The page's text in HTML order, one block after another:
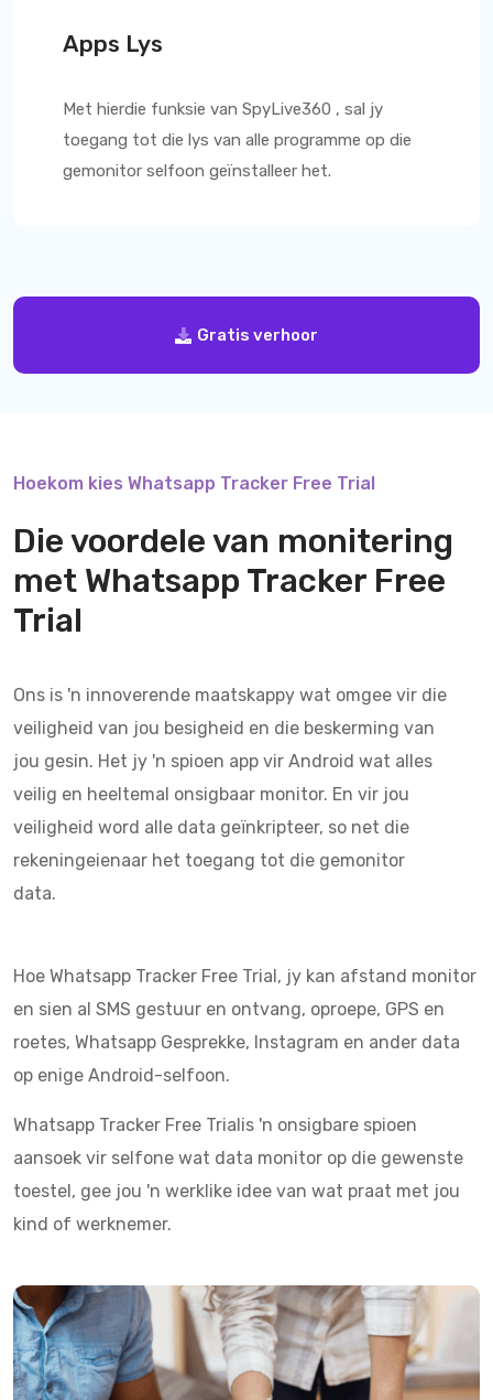
Apps Lys
Met hierdie funksie van SpyLive360 , sal jy
toegang tot die lys van alle programme op die
gemonitor selfoon geïnstalleer het.
Gratis verhoor
Hoekom kies Whatsapp Tracker Free Trial
Die voordele van monitering
met Whatsapp Tracker Free
Trial
Ons is 'n innoverende maatskappy wat omgee vir die
veiligheid van jou besigheid en die beskerming van
jou gesin. Het jy 'n spioen app vir Android wat alles
veilig en heeltemal onsigbaar monitor. En vir jou
veiligheid word alle data geïnkripteer, so net die
rekeningeienaar het toegang tot die gemonitor
data.
Hoe Whatsapp Tracker Free Trial, jy kan afstand monitor
en sien al SMS gestuur en ontvang, oproepe, GPS en
roetes, Whatsapp Gesprekke, Instagram en ander data
op enige Android-selfoon.
Whatsapp Tracker Free Trialis 'n onsigbare spioen
aansoek vir selfone wat data monitor op die gewenste
toestel, gee jou 'n werklike idee van wat praat met jou
kind of werknemer.